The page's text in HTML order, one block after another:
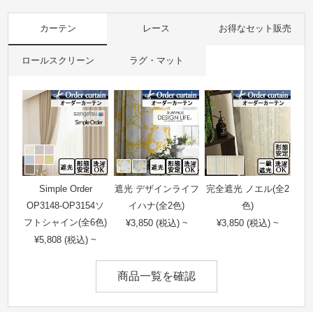
カーテン レース お得なセット販売
ロールスクリーン ラグ・マット
Simple Order
OP3148-OP3154ソ
フトシャイン(全6色)
¥5,808 (税込) ~
遮光 デザインライフ
イハナ(全2色)
¥3,850 (税込) ~
完全遮光 ノエル(全2
色)
¥3,850 (税込) ~
商品一覧を確認